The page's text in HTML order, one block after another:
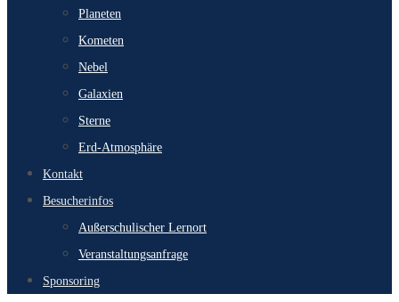
Planeten
Kometen
Nebel
Galaxien
Sterne
Erd-Atmosphäre
Kontakt
Besucherinfos
Außerschulischer Lernort
Veranstaltungsanfrage
Sponsoring